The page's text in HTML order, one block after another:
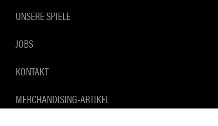
UNSERE SPIELE
JOBS
KONTAKT
MERCHANDISING-ARTIKEL